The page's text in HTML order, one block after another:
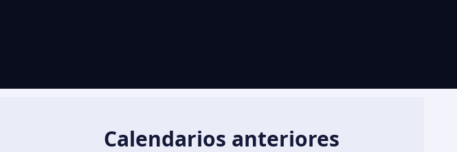
Calendarios anteriores